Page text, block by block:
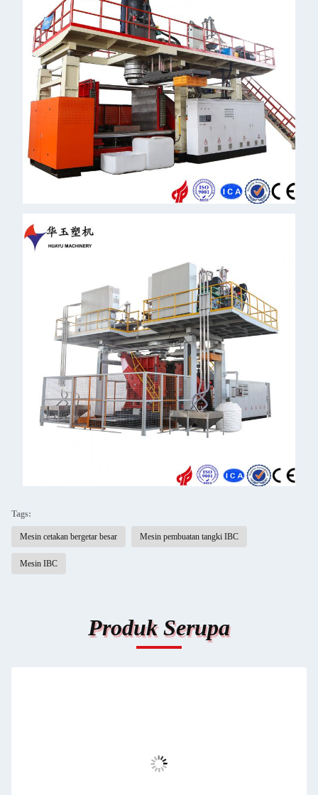
Tags:
Mesin cetakan bergetar besar Mesin pembuatan tangki IBC
Mesin IBC
Produk Serupa